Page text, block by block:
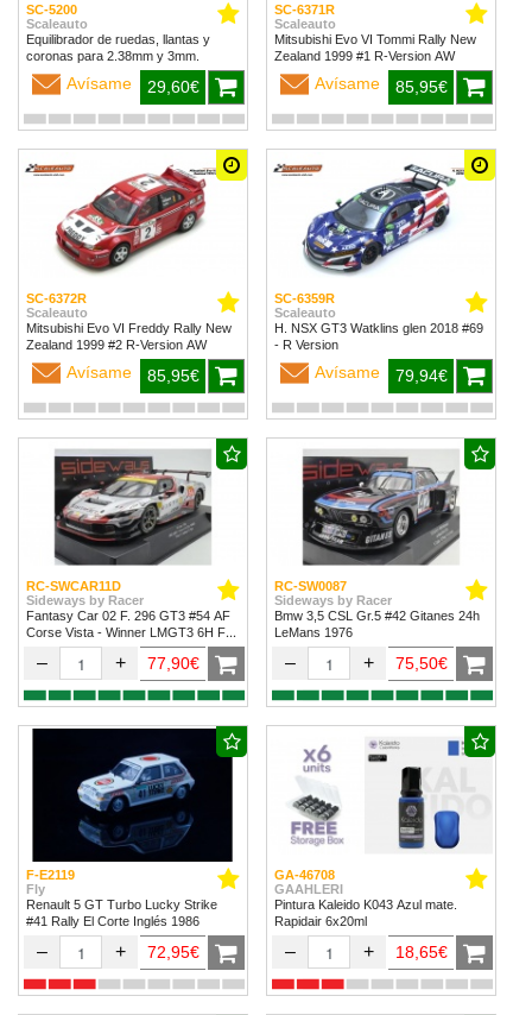
SC-5200
Scaleauto
Equilibrador de ruedas, llantas y
coronas para 2.38mm y 3mm.
Avísame 29,60€
SC-6371R
Scaleauto
Mitsubishi Evo VI Tommi Rally New
Zealand 1999 #1 R-Version AW
Avísame 85,95€
SC-6372R
Scaleauto
Mitsubishi Evo VI Freddy Rally New
Zealand 1999 #2 R-Version AW
Avísame 85,95€
SC-6359R
Scaleauto
H. NSX GT3 Watklins glen 2018 #69
- R Version
Avísame 79,94€
RC-SWCAR11D
Sideways by Racer
Fantasy Car 02 F. 296 GT3 #54 AF
Corse Vista - Winner LMGT3 6H Fuji
– + 77,90€
RC-SW0087
Sideways by Racer
Bmw 3,5 CSL Gr.5 #42 Gitanes 24h
LeMans 1976
– + 75,50€
F-E2119
Fly
Renault 5 GT Turbo Lucky Strike
#41 Rally El Corte Inglés 1986
– + 72,95€
GA-46708
GAAHLERI
Pintura Kaleido K043 Azul mate.
Rapidair 6x20ml
– + 18,65€